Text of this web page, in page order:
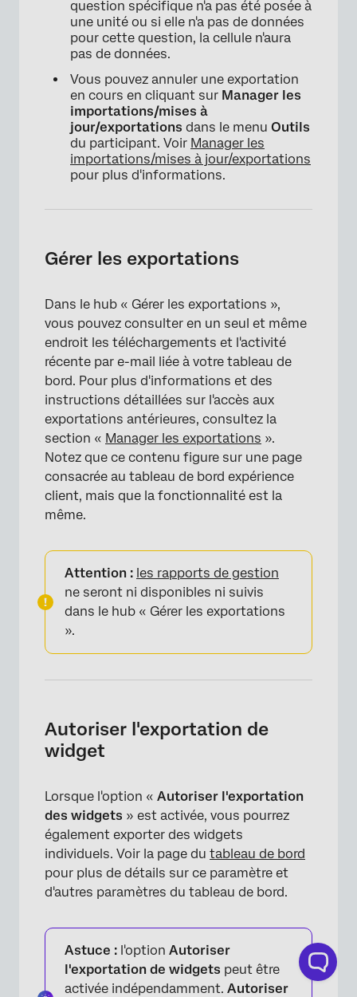
×
question spécifique n'a pas été posée à
une unité ou si elle n'a pas de données
pour cette question, la cellule n'aura
pas de données.
Vous pouvez annuler une exportation
en cours en cliquant sur Manager les
importations/mises à
jour/exportations dans le menu Outils
du participant. Voir Manager les
importations/mises à jour/exportations
pour plus d'informations.
Gérer les exportations
Dans le hub « Gérer les exportations »,
vous pouvez consulter en un seul et même
endroit les téléchargements et l'activité
récente par e-mail liée à votre tableau de
bord. Pour plus d'informations et des
instructions détaillées sur l'accès aux
exportations antérieures, consultez la
section « Manager les exportations ».
Notez que ce contenu figure sur une page
consacrée au tableau de bord expérience
client, mais que la fonctionnalité est la
même.
Attention : les rapports de gestion
ne seront ni disponibles ni suivis
dans le hub « Gérer les exportations
».
Autoriser l'exportation de
widget
Lorsque l'option « Autoriser l'exportation
des widgets » est activée, vous pourrez
également exporter des widgets
individuels. Voir la page du tableau de bord
pour plus de détails sur ce paramètre et
d'autres paramètres du tableau de bord.
Astuce : l'option Autoriser
l'exportation de widgets peut être
activée indépendamment. Autoriser